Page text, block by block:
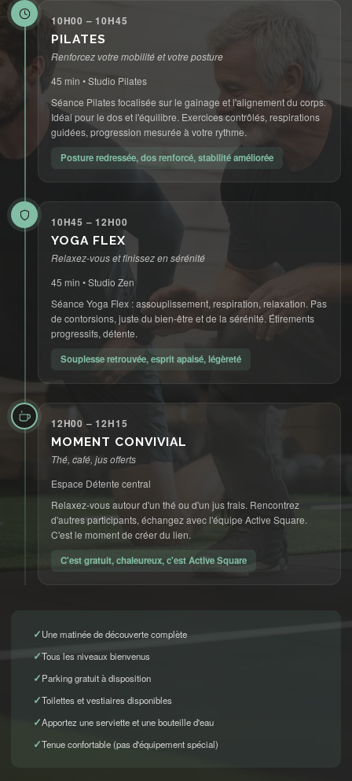
10H00 – 10H45
PILATES
Renforcez votre mobilité et votre posture
45 min • Studio Pilates
Séance Pilates focalisée sur le gainage et l'alignement du corps.
Idéal pour le dos et l'équilibre. Exercices contrôlés, respirations
guidées, progression mesurée à votre rythme.
Posture redressée, dos renforcé, stabilité améliorée
10H45 – 12H00
YOGA FLEX
Relaxez-vous et finissez en sérénité
45 min • Studio Zen
Séance Yoga Flex : assouplissement, respiration, relaxation. Pas
de contorsions, juste du bien-être et de la sérénité. Étirements
progressifs, détente.
Souplesse retrouvée, esprit apaisé, légèreté
12H00 – 12H15
MOMENT CONVIVIAL
Thé, café, jus offerts
Espace Détente central
Relaxez-vous autour d'un thé ou d'un jus frais. Rencontrez
d'autres participants, échangez avec l'équipe Active Square.
C'est le moment de créer du lien.
C'est gratuit, chaleureux, c'est Active Square
Une matinée de découverte complète
Tous les niveaux bienvenus
Parking gratuit à disposition
Toilettes et vestiaires disponibles
Apportez une serviette et une bouteille d'eau
Tenue confortable (pas d'équipement spécial)